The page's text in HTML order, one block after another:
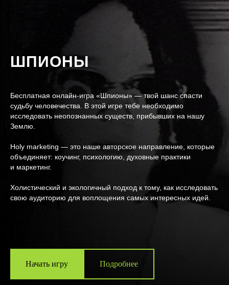
ШПИОНЫ
Бесплатная онлайн-игра «Шпионы» — твой шанс спасти
судьбу человечества. В этой игре тебе необходимо
исследовать неопознанных существ, прибывших на нашу
Землю.
Holy marketing — это наше авторское направление, которые
объединяет: коучинг, психологию, духовные практики
и маркетинг.
Холистический и экологичный подход к тому, как исследовать
свою аудиторию для воплощения самых интересных идей.
Начать игру Подробнее